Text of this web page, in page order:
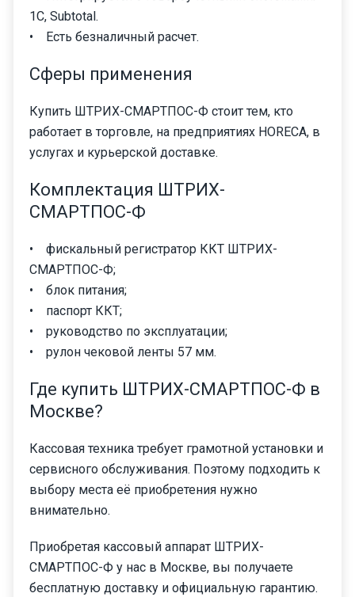
1С, Subtotal.
• Есть безналичный расчет.
Сферы применения
Купить ШТРИХ-СМАРТПОС-Ф стоит тем, кто
работает в торговле, на предприятиях HORECA, в
услугах и курьерской доставке.
Комплектация ШТРИХ-
СМАРТПОС-Ф
• фискальный регистратор ККТ ШТРИХ-
СМАРТПОС-Ф;
• блок питания;
• паспорт ККТ;
• руководство по эксплуатации;
• рулон чековой ленты 57 мм.
Где купить ШТРИХ-СМАРТПОС-Ф в
Москве?
Кассовая техника требует грамотной установки и
сервисного обслуживания. Поэтому подходить к
выбору места её приобретения нужно
внимательно.
Приобретая кассовый аппарат ШТРИХ-
СМАРТПОС-Ф у нас в Москве, вы получаете
бесплатную доставку и официальную гарантию.